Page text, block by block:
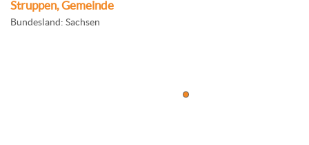
Struppen, Gemeinde
Bundesland: Sachsen